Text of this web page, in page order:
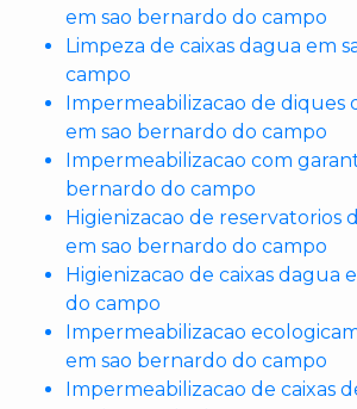
em sao bernardo do campo
Limpeza de caixas dagua em
campo
Impermeabilizacao de diques
em sao bernardo do campo
Impermeabilizacao com
bernardo do campo
Higienizacao de reservatorios
em sao bernardo do campo
Higienizacao de caixas dagua
do campo
Impermeabilizacao
em sao bernardo do campo
Impermeabilizacao de caixas